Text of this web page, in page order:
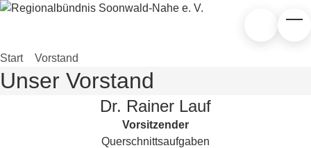
Zum Hauptinhalt springen
Start Vorstand
Unser Vorstand
Dr. Rainer Lauf
Vorsitzender
Querschnittsaufgaben